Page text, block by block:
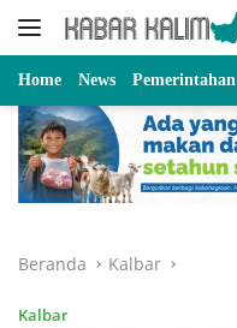
Langsung
Home News Pemerintahan
Beranda Kalbar
Kalbar